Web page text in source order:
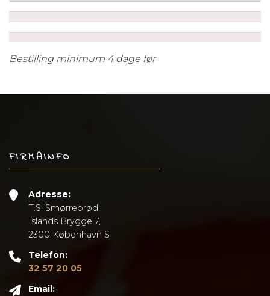
Bestilling minimum 4 dage før
FIRMAINFO
Adresse:
T.S. Smørrebrød
Islands Brygge 7,
2300 København S
Telefon:
32 57 20 05
Email: